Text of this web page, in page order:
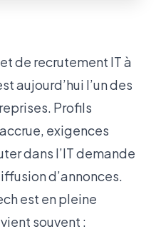
de recrutement IT à
aujourd’hui l’un des
Profils
exigences
dans l’IT demande
d’annonces.
est en pleine
souvent :